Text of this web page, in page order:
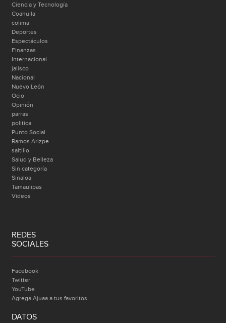
Ciencia y Tecnología
Coahuila
colima
Deportes
Espectáculos
Finanzas
Internacional
jalisco
Nacional
Nuevo León
Ocio
Opinión
parras
politica
Punto Social
Ramos Arizpe
saltillo
Salud y Belleza
Sin categoría
Sinaloa
Tamaulipas
Videos
REDES
SOCIALES
Facebook
Twitter
YouTube
Agrega Ajuaa a tus favoritos
DATOS